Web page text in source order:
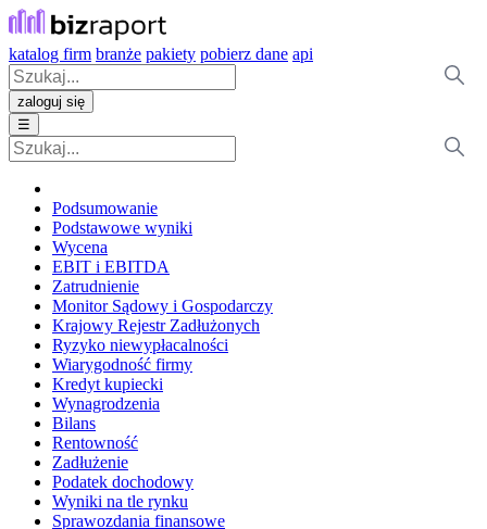
katalog firm branże pakiety pobierz dane api
zaloguj się
☰
Podsumowanie
Podstawowe wyniki
Wycena
EBIT i EBITDA
Zatrudnienie
Monitor Sądowy i Gospodarczy
Krajowy Rejestr Zadłużonych
Ryzyko niewypłacalności
Wiarygodność firmy
Kredyt kupiecki
Wynagrodzenia
Bilans
Rentowność
Zadłużenie
Podatek dochodowy
Wyniki na tle rynku
Sprawozdania finansowe